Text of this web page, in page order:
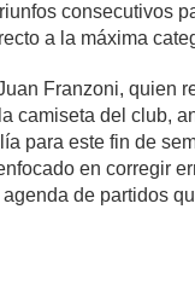
consecutivos
a la máxima
Franzoni, quien
camiseta del club,
para este fin de
en corregir
de partidos